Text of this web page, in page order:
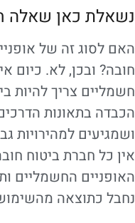
נשאלת כאן שאלה
האם לסוג זה של
חובה? ובכן, לא. כיום
חשמליים צריך להיות
הכבדה בתאונות
ושמגיעים למהירויות
אין כל חברת ביטוח
האופניים החשמליים
נחבל כתוצאה